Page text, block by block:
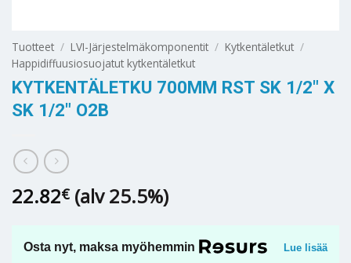
Tuotteet / LVI-Järjestelmäkomponentit / Kytkentäletkut /
Happidiffuusiosuojatut kytkentäletkut
KYTKENTÄLETKU 700MM RST SK 1/2″ X
SK 1/2″ O2B
22.82€ (alv 25.5%)
Osta nyt, maksa myöhemmin Lue lisää